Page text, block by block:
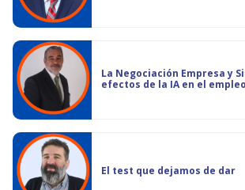
La Negociación Empresa y
efectos de la IA en el empleo
El test que dejamos de dar